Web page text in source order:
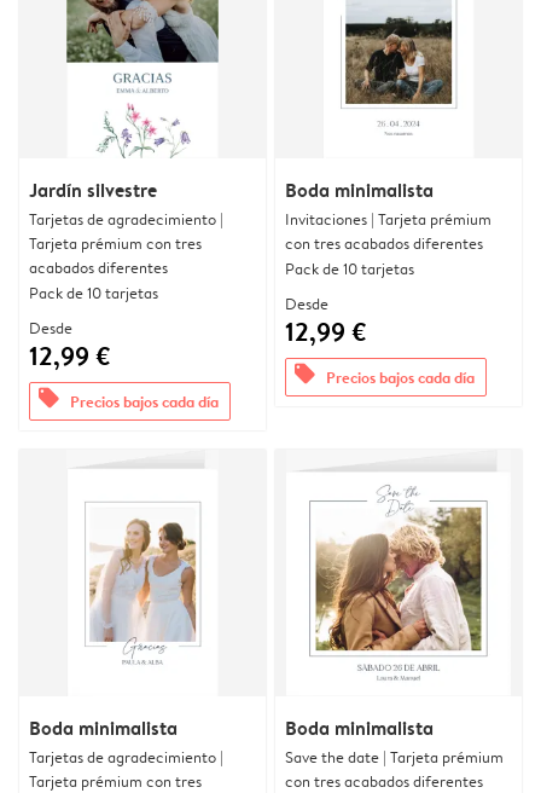
Jardín silvestre
Tarjetas de agradecimiento |
Tarjeta prémium con tres
acabados diferentes
Pack de 10 tarjetas
Desde
12,99 €
offers Precios bajos cada día
Boda minimalista
Invitaciones | Tarjeta prémium
con tres acabados diferentes
Pack de 10 tarjetas
Desde
12,99 €
offers Precios bajos cada día
Boda minimalista
Tarjetas de agradecimiento |
Tarjeta prémium con tres
Boda minimalista
Save the date | Tarjeta prémium
con tres acabados diferentes